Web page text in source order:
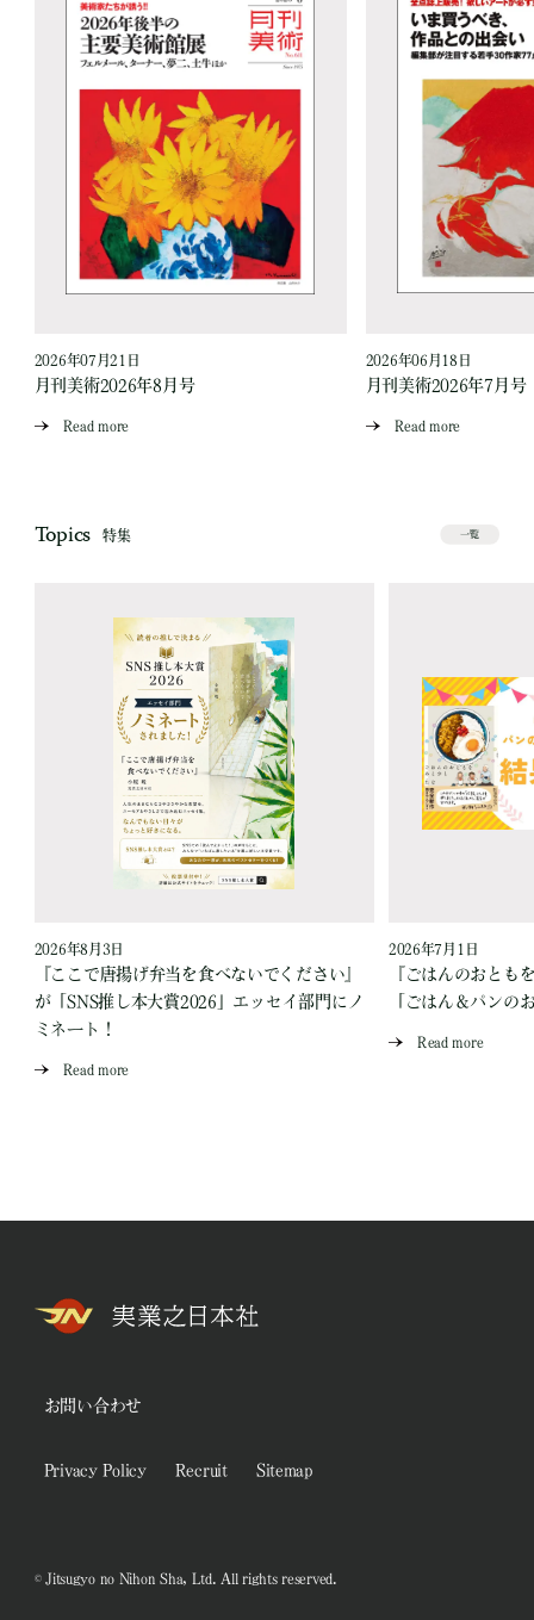
2026年07月21日
月刊美術2026年8月号
Read more
2026年06月18日
月刊美術2026年7月号
Read more
Topics 特集 一覧
2026年8月3日
『ここで唐揚げ弁当を食べないでください』
が「SNS推し本大賞2026」エッセイ部門にノ
ミネート！
Read more
2026年7月1日
『ごはんのおとも
「ごはん＆パンの
Read more
お問い合わせ
Privacy Policy Recruit Sitemap
© Jitsugyo no Nihon Sha, Ltd. All rights reserved.